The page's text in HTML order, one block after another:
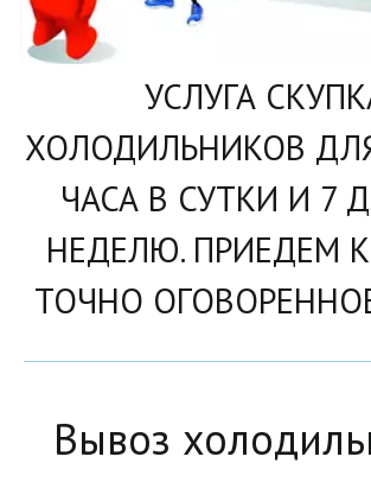
УСЛУГА
ХОЛОДИЛЬНИКОВ
ЧАСА В СУТКИ И 7
НЕДЕЛЮ. ПРИЕДЕМ
ТОЧНО
Вывоз